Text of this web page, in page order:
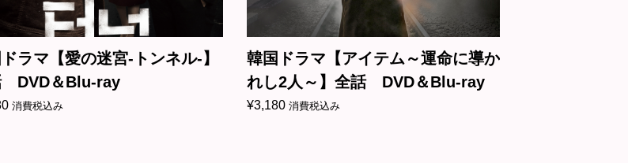
国ドラマ【アイテム～運命に導か
し2人～】全話 DVD＆Blu-ray
3,180 消費税込み
韓国ドラマ【悪霊狩猟団：カウンタ
ーズ】全話 DVD＆Blu-ray
¥3,180 消費税込み